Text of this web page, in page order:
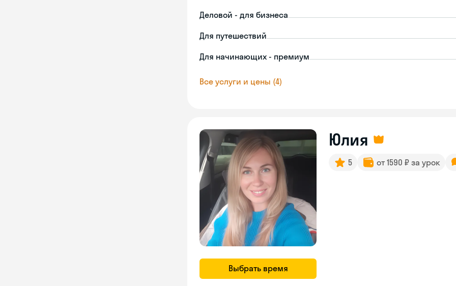
Деловой - для бизнеса
Для путешествий
Для начинающих - премиум
Все услуги и цены (4)
Выбрать время
Юлия
5 от 1590 ₽ за урок